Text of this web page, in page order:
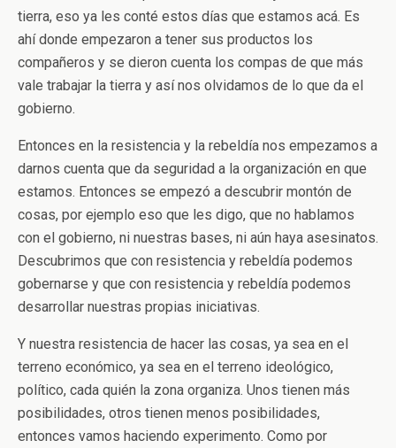
tierra, eso ya les conté estos días que estamos acá. Es
ahí donde empezaron a tener sus productos los
compañeros y se dieron cuenta los compas de que más
vale trabajar la tierra y así nos olvidamos de lo que da el
gobierno.
Entonces en la resistencia y la rebeldía nos empezamos a
darnos cuenta que da seguridad a la organización en que
estamos. Entonces se empezó a descubrir montón de
cosas, por ejemplo eso que les digo, que no hablamos
con el gobierno, ni nuestras bases, ni aún haya asesinatos.
Descubrimos que con resistencia y rebeldía podemos
gobernarse y que con resistencia y rebeldía podemos
desarrollar nuestras propias iniciativas.
Y nuestra resistencia de hacer las cosas, ya sea en el
terreno económico, ya sea en el terreno ideológico,
político, cada quién la zona organiza. Unos tienen más
posibilidades, otros tienen menos posibilidades,
entonces vamos haciendo experimento. Como por